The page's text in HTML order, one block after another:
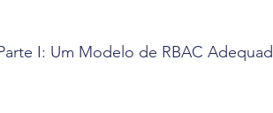
I: Um Modelo de RBAC